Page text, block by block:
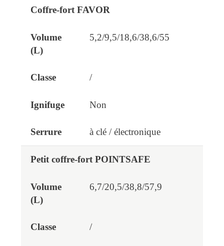
Modèle Volume (L)
Coffre-fort FAVOR
5,2/9,5/18,6/38,6/55
/
Non
à clé / électronique
Petit coffre-fort POINTSAFE
6,7/20,5/38,8/57,9
/